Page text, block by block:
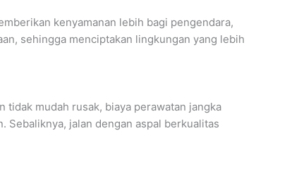
kenyamanan lebih bagi pengendara,
sehingga menciptakan lingkungan yang lebih
mudah rusak, biaya perawatan jangka
jalan dengan aspal berkualitas